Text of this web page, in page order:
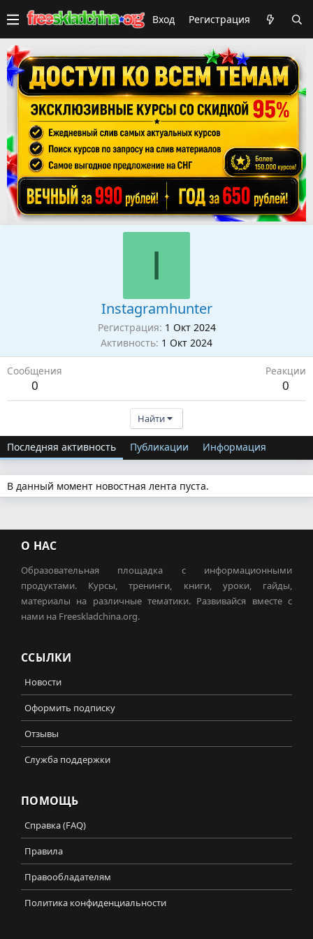
Вход Регистрация
I
Instagramhunter
Регистрация 1 Окт 2024
Активность 1 Окт 2024
Сообщения
0
Реакции
0
Найти
Последняя активность Публикации Информация
В данный момент новостная лента пуста.
О НАС
Образовательная площадка с информационными
продуктами. Курсы, тренинги, книги, уроки, гайды,
материалы на различные тематики. Развивайся вместе с
нами на Freeskladchina.org.
ССЫЛКИ
Новости
Оформить подписку
Отзывы
Служба поддержки
ПОМОЩЬ
Справка (FAQ)
Правила
Правообладателям
Политика конфиденциальности